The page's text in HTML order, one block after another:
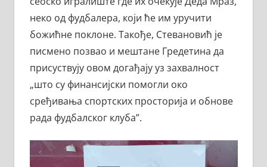
неко од фудбалера, који ће им уручити
божићне поклоне. Такође, Стевановић је
писмено позвао и мештане Гредетина да
присуствују овом догађају уз захвалност
„што су финансијски помогли око
сређивања спортских просторија и обнове
рада фудбалског клуба”.